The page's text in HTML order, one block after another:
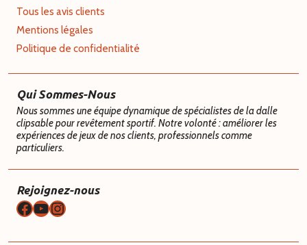
Tous les avis clients
Mentions légales
Politique de confidentialité
Qui Sommes-Nous
Nous sommes une équipe dynamique de spécialistes de la dalle
clipsable pour revêtement sportif. Notre volonté : améliorer les
expériences de jeux de nos clients, professionnels comme
particuliers.
Rejoignez-nous
Facebook
YouTube
Instagram